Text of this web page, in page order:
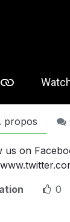
propos
us on
0